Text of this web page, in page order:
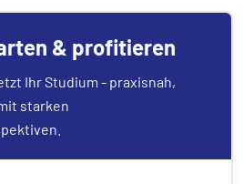
& profitieren
Ihr Studium - praxisnah,
starken